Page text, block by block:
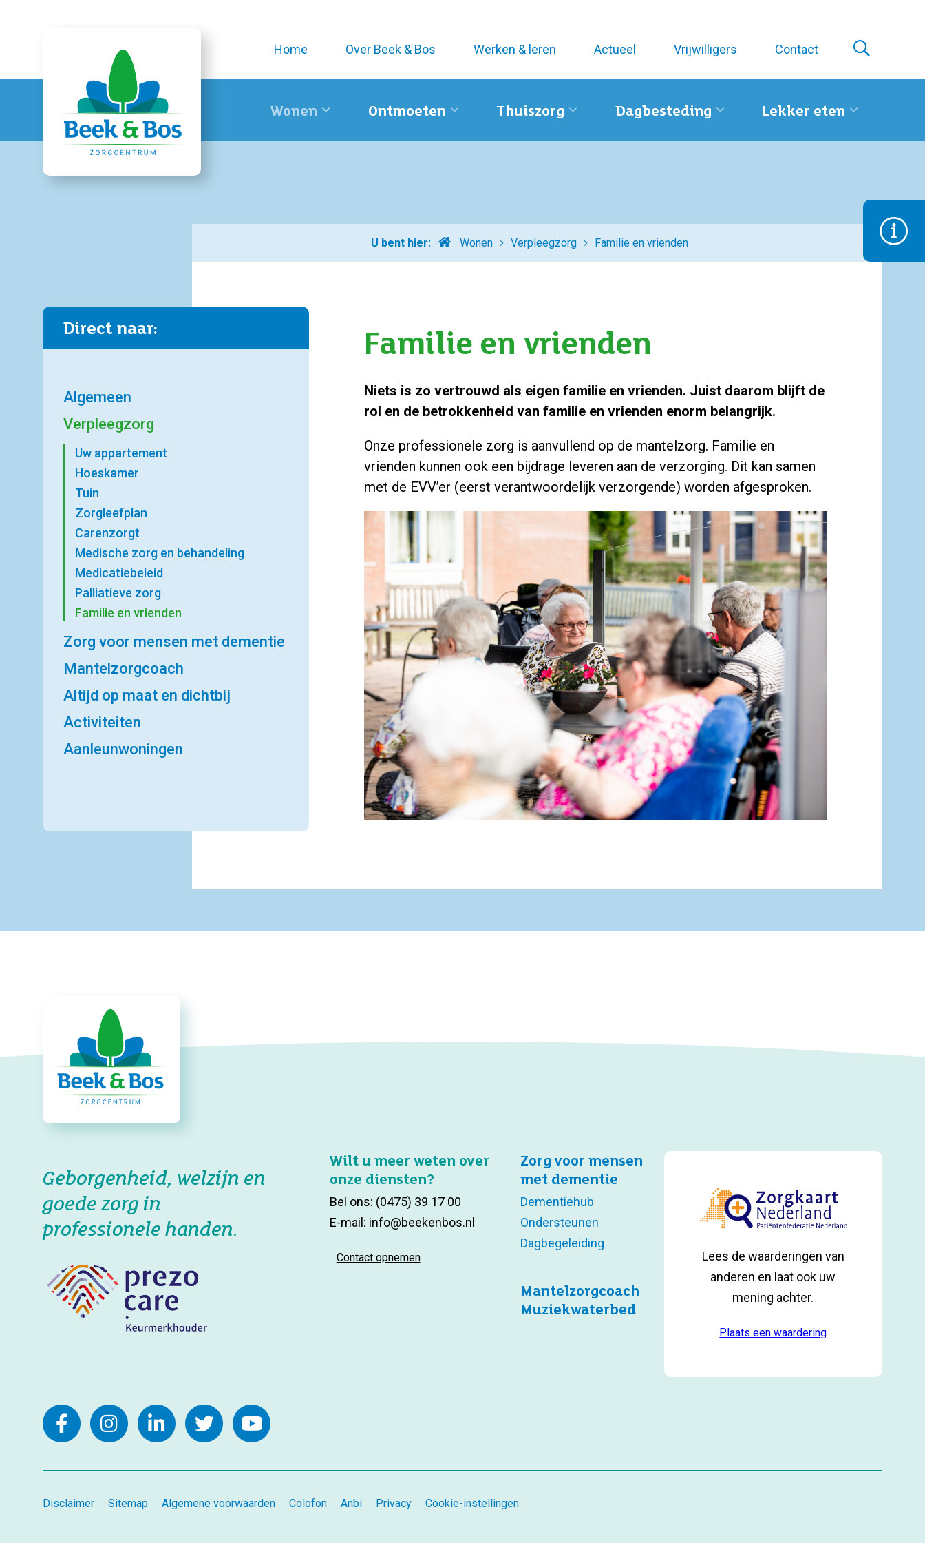
Home Over Beek & Bos Werken & leren Actueel Vrijwilligers Contact
Wonen Ontmoeten Thuiszorg Dagbesteding Lekker eten
U bent hier:
Home Wonen Verpleegzorg Familie en vrienden
Familie en vrienden
Niets is zo vertrouwd als eigen familie en vrienden. Juist daarom blijft de
rol en de betrokkenheid van familie en vrienden enorm belangrijk.
Onze professionele zorg is aanvullend op de mantelzorg. Familie en
vrienden kunnen ook een bijdrage leveren aan de verzorging. Dit kan samen
met de EVV’er (eerst verantwoordelijk verzorgende) worden afgesproken.
Direct naar:
Algemeen
Verpleegzorg
Uw appartement
Hoeskamer
Tuin
Zorgleefplan
Carenzorgt
Medische zorg en behandeling
Medicatiebeleid
Palliatieve zorg
Familie en vrienden
Zorg voor mensen met dementie
Mantelzorgcoach
Altijd op maat en dichtbij
Activiteiten
Aanleunwoningen
Geborgenheid, welzijn en
goede zorg in
professionele handen.
Wilt u meer weten over
onze diensten?
Bel ons: (0475) 39 17 00
E-mail: info@beekenbos.nl
Contact opnemen
Zorg voor mensen
met dementie
Dementiehub
Ondersteunen
Dagbegeleiding
Mantelzorgcoach
Muziekwaterbed
Lees de waarderingen van
anderen en laat ook uw
mening achter.
Plaats een waardering
Disclaimer Sitemap Algemene voorwaarden Colofon Anbi Privacy Cookie-instellingen